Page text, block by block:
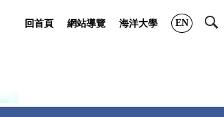
回首頁 網站導覽 海洋大學 EN